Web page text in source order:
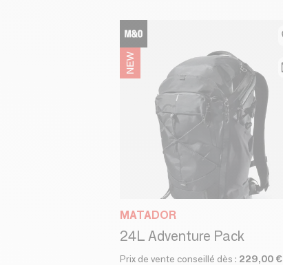
MATADOR
24L Adventure Pack
Prix de vente conseillé dès : 229,00 €